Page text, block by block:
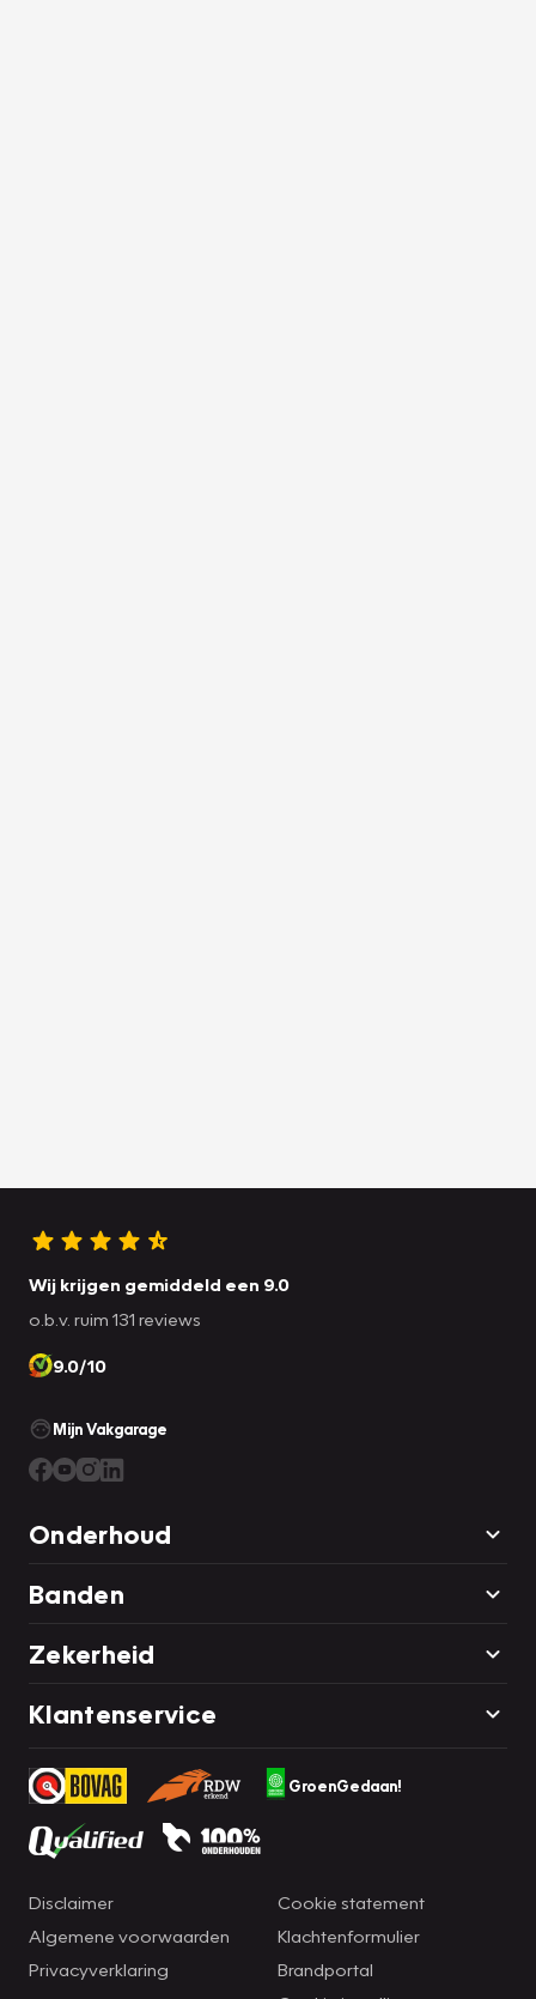
Wij krijgen gemiddeld een 9.0
o.b.v. ruim 131 reviews
9.0/10
Mijn Vakgarage
Onderhoud
Banden
Zekerheid
Klantenservice
GroenGedaan!
Disclaimer
Algemene voorwaarden
Privacyverklaring
Cookie statement
Klachtenformulier
Brandportal